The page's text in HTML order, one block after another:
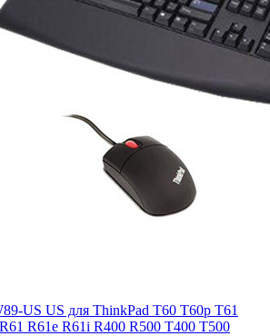
US US для ThinkPad T60 T60p T61
R61e R61i R400 R500 T400 T500